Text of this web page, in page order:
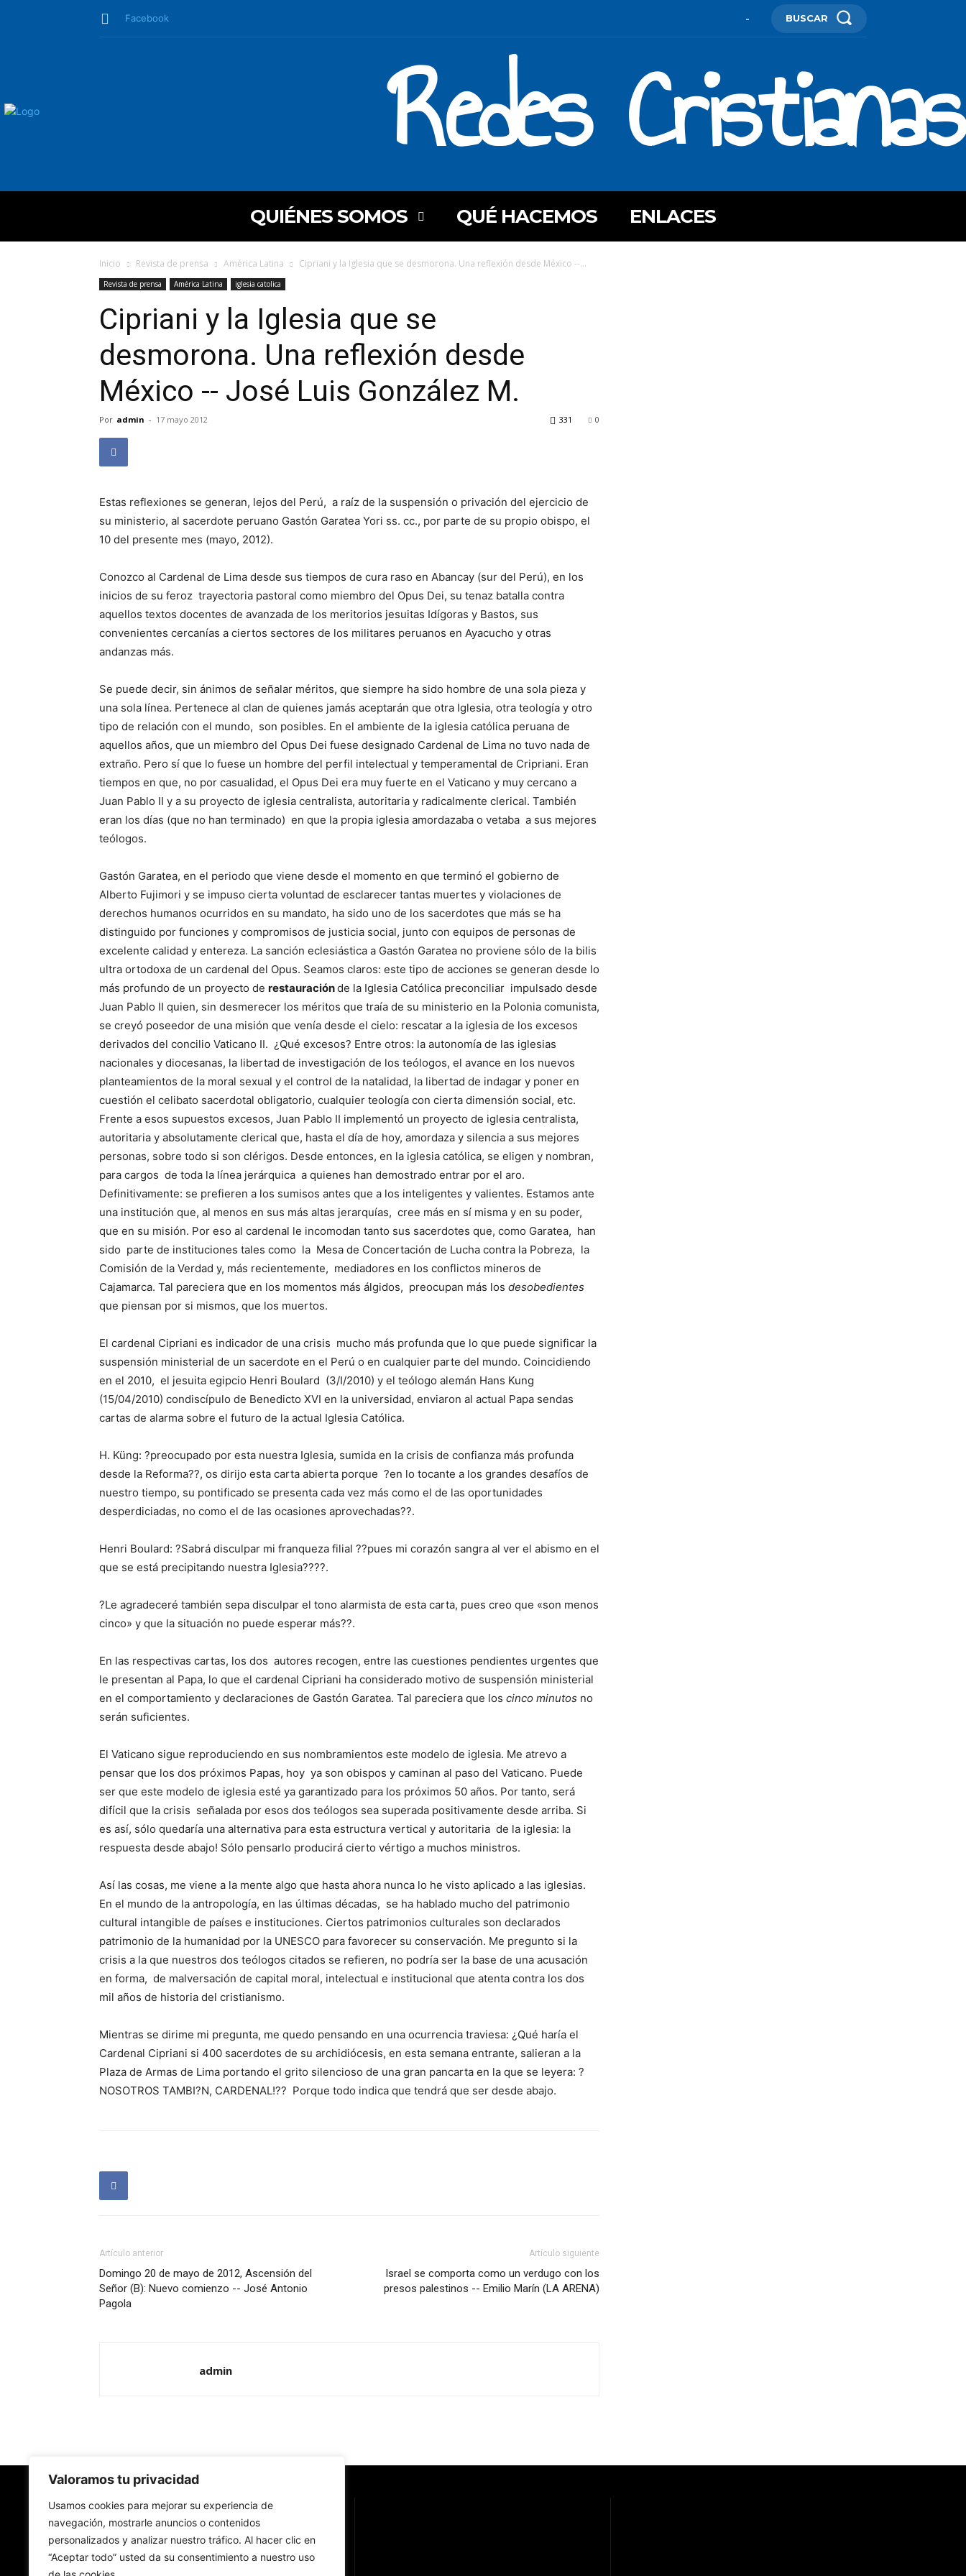
Valoramos tu privacidad
Usamos cookies para mejorar su experiencia de
navegación, mostrarle anuncios o contenidos
personalizados y analizar nuestro tráfico. Al hacer clic en
“Aceptar todo” usted da su consentimiento a nuestro uso
Facebook - BUSCAR
Redes Cristianas
QUIÉNES SOMOS QUÉ HACEMOS ENLACES
Inicio Revista de prensa América Latina Cipriani y la Iglesia que se desmorona. Una reflexión desde México --...
Revista de prensa América Latina iglesia catolica
Cipriani y la Iglesia que se
desmorona. Una reflexión desde
México -- José Luis González M.
Por admin - 17 mayo 2012 0
331
Estas reflexiones se generan, lejos del Perú, a raíz de la suspensión o privación del ejercicio de
su ministerio, al sacerdote peruano Gastón Garatea Yori ss. cc., por parte de su propio obispo, el
10 del presente mes (mayo, 2012).
Conozco al Cardenal de Lima desde sus tiempos de cura raso en Abancay (sur del Perú), en los
inicios de su feroz trayectoria pastoral como miembro del Opus Dei, su tenaz batalla contra
aquellos textos docentes de avanzada de los meritorios jesuitas Idígoras y Bastos, sus
convenientes cercanías a ciertos sectores de los militares peruanos en Ayacucho y otras
andanzas más.
Se puede decir, sin ánimos de señalar méritos, que siempre ha sido hombre de una sola pieza y
una sola línea. Pertenece al clan de quienes jamás aceptarán que otra Iglesia, otra teología y otro
tipo de relación con el mundo, son posibles. En el ambiente de la iglesia católica peruana de
aquellos años, que un miembro del Opus Dei fuese designado Cardenal de Lima no tuvo nada de
extraño. Pero sí que lo fuese un hombre del perfil intelectual y temperamental de Cripriani. Eran
tiempos en que, no por casualidad, el Opus Dei era muy fuerte en el Vaticano y muy cercano a
Juan Pablo II y a su proyecto de iglesia centralista, autoritaria y radicalmente clerical. También
eran los días (que no han terminado) en que la propia iglesia amordazaba o vetaba a sus mejores
teólogos.
Gastón Garatea, en el periodo que viene desde el momento en que terminó el gobierno de
Alberto Fujimori y se impuso cierta voluntad de esclarecer tantas muertes y violaciones de
derechos humanos ocurridos en su mandato, ha sido uno de los sacerdotes que más se ha
distinguido por funciones y compromisos de justicia social, junto con equipos de personas de
excelente calidad y entereza. La sanción eclesiástica a Gastón Garatea no proviene sólo de la bilis
ultra ortodoxa de un cardenal del Opus. Seamos claros: este tipo de acciones se generan desde lo
más profundo de un proyecto de restauraciónde la Iglesia Católica preconciliar impulsado desde
Juan Pablo II quien, sin desmerecer los méritos que traía de su ministerio en la Polonia comunista,
se creyó poseedor de una misión que venía desde el cielo: rescatar a la iglesia de los excesos
derivados del concilio Vaticano II. ¿Qué excesos? Entre otros: la autonomía de las iglesias
nacionales y diocesanas, la libertad de investigación de los teólogos, el avance en los nuevos
planteamientos de la moral sexual y el control de la natalidad, la libertad de indagar y poner en
cuestión el celibato sacerdotal obligatorio, cualquier teología con cierta dimensión social, etc.
Frente a esos supuestos excesos, Juan Pablo II implementó un proyecto de iglesia centralista,
autoritaria y absolutamente clerical que, hasta el día de hoy, amordaza y silencia a sus mejores
personas, sobre todo si son clérigos. Desde entonces, en la iglesia católica, se eligen y nombran,
para cargos de toda la línea jerárquica a quienes han demostrado entrar por el aro.
Definitivamente: se prefieren a los sumisos antes que a los inteligentes y valientes. Estamos ante
una institución que, al menos en sus más altas jerarquías, cree más en sí misma y en su poder,
que en su misión. Por eso al cardenal le incomodan tanto sus sacerdotes que, como Garatea, han
sido parte de instituciones tales como la Mesa de Concertación de Lucha contra la Pobreza, la
Comisión de la Verdad y, más recientemente, mediadores en los conflictos mineros de
Cajamarca. Tal pareciera que en los momentos más álgidos, preocupan más los desobedientes
que piensan por si mismos, que los muertos.
El cardenal Cipriani es indicador de una crisis mucho más profunda que lo que puede significar la
suspensión ministerial de un sacerdote en el Perú o en cualquier parte del mundo. Coincidiendo
en el 2010, el jesuita egipcio Henri Boulard (3/I/2010) y el teólogo alemán Hans Kung
(15/04/2010) condiscípulo de Benedicto XVI en la universidad, enviaron al actual Papa sendas
cartas de alarma sobre el futuro de la actual Iglesia Católica.
H. Küng: ?preocupado por esta nuestra Iglesia, sumida en la crisis de confianza más profunda
desde la Reforma??, os dirijo esta carta abierta porque ?en lo tocante a los grandes desafíos de
nuestro tiempo, su pontificado se presenta cada vez más como el de las oportunidades
desperdiciadas, no como el de las ocasiones aprovechadas??.
Henri Boulard: ?Sabrá disculpar mi franqueza filial ??pues mi corazón sangra al ver el abismo en el
que se está precipitando nuestra Iglesia????.
?Le agradeceré también sepa disculpar el tono alarmista de esta carta, pues creo que «son menos
cinco» y que la situación no puede esperar más??.
En las respectivas cartas, los dos autores recogen, entre las cuestiones pendientes urgentes que
le presentan al Papa, lo que el cardenal Cipriani ha considerado motivo de suspensión ministerial
en el comportamiento y declaraciones de Gastón Garatea. Tal pareciera que los cinco minutos no
serán suficientes.
El Vaticano sigue reproduciendo en sus nombramientos este modelo de iglesia. Me atrevo a
pensar que los dos próximos Papas, hoy ya son obispos y caminan al paso del Vaticano. Puede
ser que este modelo de iglesia esté ya garantizado para los próximos 50 años. Por tanto, será
difícil que la crisis señalada por esos dos teólogos sea superada positivamente desde arriba. Si
es así, sólo quedaría una alternativa para esta estructura vertical y autoritaria de la iglesia: la
respuesta desde abajo! Sólo pensarlo producirá cierto vértigo a muchos ministros.
Así las cosas, me viene a la mente algo que hasta ahora nunca lo he visto aplicado a las iglesias.
En el mundo de la antropología, en las últimas décadas, se ha hablado mucho del patrimonio
cultural intangible de países e instituciones. Ciertos patrimonios culturales son declarados
patrimonio de la humanidad por la UNESCO para favorecer su conservación. Me pregunto si la
crisis a la que nuestros dos teólogos citados se refieren, no podría ser la base de una acusación
en forma, de malversación de capital moral, intelectual e institucional que atenta contra los dos
mil años de historia del cristianismo.
Mientras se dirime mi pregunta, me quedo pensando en una ocurrencia traviesa: ¿Qué haría el
Cardenal Cipriani si 400 sacerdotes de su archidiócesis, en esta semana entrante, salieran a la
Plaza de Armas de Lima portando el grito silencioso de una gran pancarta en la que se leyera: ?
NOSOTROS TAMBI?N, CARDENAL!?? Porque todo indica que tendrá que ser desde abajo.
Artículo anterior
Domingo 20 de mayo de 2012, Ascensión del
Señor (B): Nuevo comienzo -- José Antonio
Pagola
Artículo siguiente
Israel se comporta como un verdugo con los
presos palestinos -- Emilio Marín (LA ARENA)
admin
Redes Cristianas
Una mirada alternativa sobre la Iglesia católica y la